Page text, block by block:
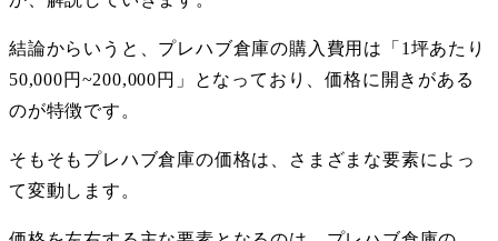
結論からいうと、プレハブ倉庫の購入費用は「 1 坪あたり
50,000円 ~200,000円」となっており、価格に開きがある
のが特徴です。
そもそもプレハブ倉庫の価格は、さまざまな要素によっ
て変動します。